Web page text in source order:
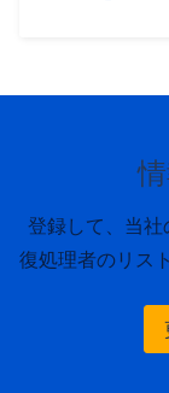
登録して、当
復処理者のリス